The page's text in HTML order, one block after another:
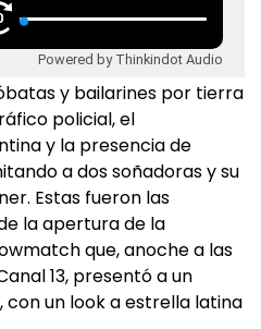
Powered by Thinkindot Audio
y bailarines por tierra
policial, el
y la presencia de
a dos soñadoras y su
Estas fueron las
la apertura de la
que, anoche a las
13, presentó a un
con un look a estrella latina